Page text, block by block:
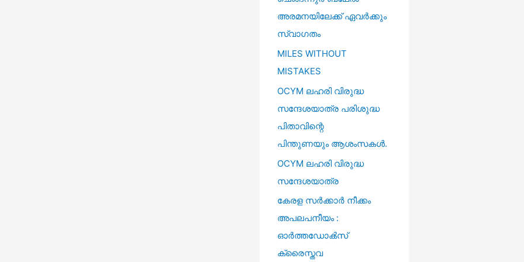
അരമനയിലേക്ക് ഏവർക്കും
സ്വാഗതം
MILES WITHOUT
MISTAKES
OCYM ലഹരി വിരുദ്ധ
സന്ദേശയാത്ര പരിശുദ്ധ
പിതാവിന്റെ
പിന്തുണയും ആശംസകൾ.
OCYM ലഹരി വിരുദ്ധ
സന്ദേശയാത്ര
കേരള സർക്കാർ നീക്കം
അപലപനീയം :
ഓർത്തഡോൿസ്‌
ക്രൈസ്തവ